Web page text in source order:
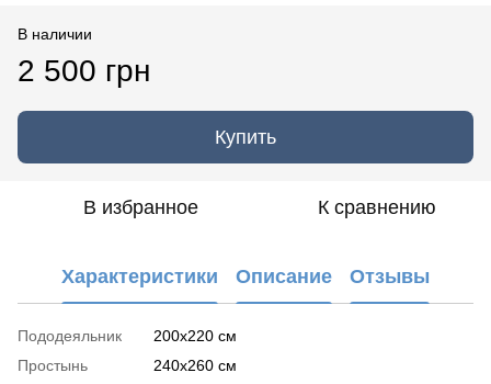
В наличии
2 500 грн
Купить
В избранное К сравнению
Характеристики Описание Отзывы
Пододеяльник
200x220 см
Простынь
240x260 см